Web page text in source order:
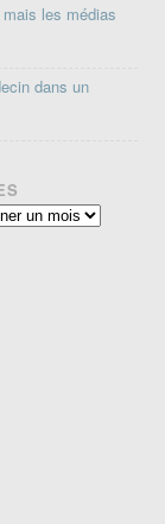
mais les médias
dans un